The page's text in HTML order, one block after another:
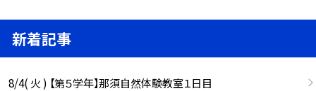
新着記事
8/4( 火 ) 【第５学年】那須自然体験教室１日目